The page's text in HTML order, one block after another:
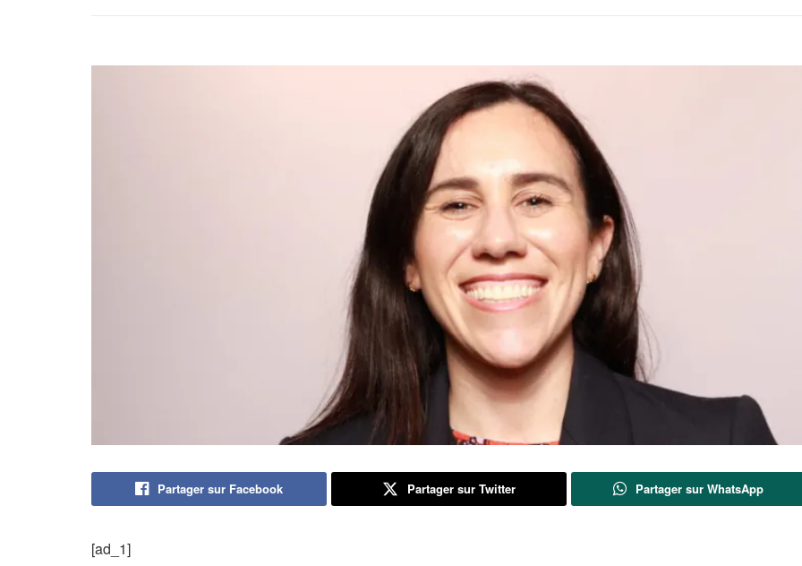
Partager sur Facebook Partager sur Twitter Partager sur WhatsApp
[ad_1]